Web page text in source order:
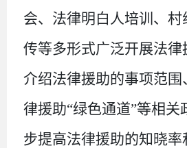
会、法律明白人培训、
传等多形式广泛开展法律
介绍法律援助的事项范围
律援助“绿色通道”等相关
步提高法律援助的知晓率